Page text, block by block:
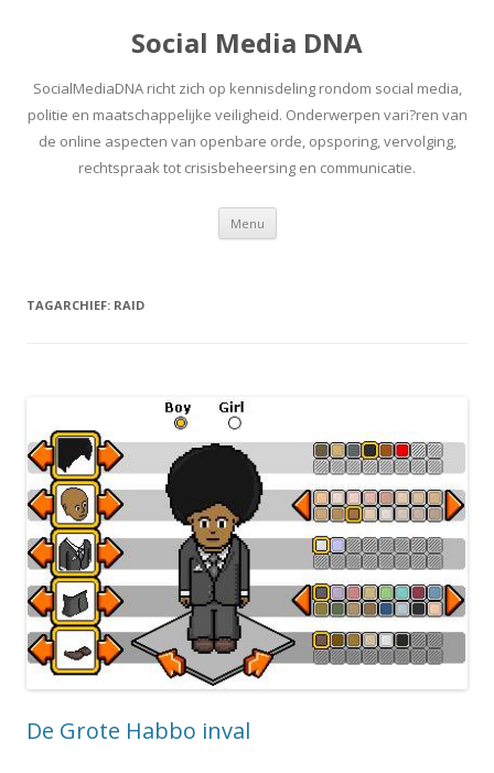
Social Media DNA
SocialMediaDNA richt zich op kennisdeling rondom social media,
politie en maatschappelijke veiligheid. Onderwerpen vari?ren van
de online aspecten van openbare orde, opsporing, vervolging,
rechtspraak tot crisisbeheersing en communicatie.
Menu Spring
inhoud
TAGARCHIEF: RAID
De Grote Habbo inval